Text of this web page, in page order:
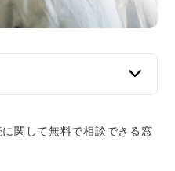
の無料相談が平日と夜
関して無料で相談できる窓